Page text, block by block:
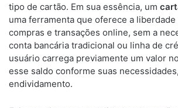
tipo de cartão. Em sua essência, um
uma ferramenta que oferece a
compras e transações online, sem a
conta bancária tradicional ou linha de
usuário carrega previamente um valor
esse saldo conforme suas
endividamento.